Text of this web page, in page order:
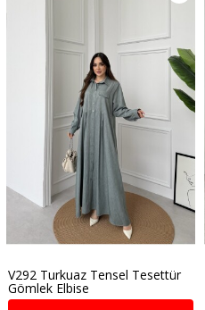
V292 Turkuaz Tensel Tesettür
Gömlek Elbise